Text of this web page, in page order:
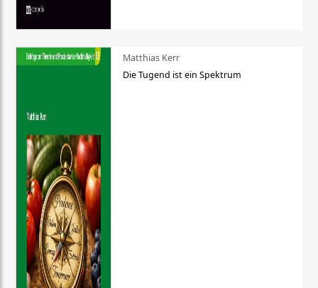
Matthias Kerr
Die Tugend ist ein Spektrum